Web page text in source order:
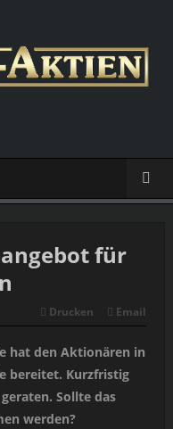
für
Drucken Email
hat den Aktionären in
bereitet. Kurzfristig
Sollte das
werden?